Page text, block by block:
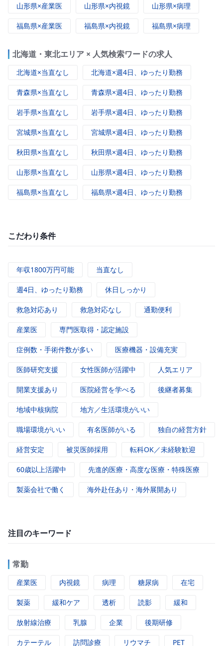
山形県×産業医 山形県×内視鏡 山形県×病理
福島県×産業医 福島県×内視鏡 福島県×病理
北海道・東北エリア × 人気検索ワードの求人
北海道×当直なし 北海道×週4日、ゆったり勤務
青森県×当直なし 青森県×週4日、ゆったり勤務
岩手県×当直なし 岩手県×週4日、ゆったり勤務
宮城県×当直なし 宮城県×週4日、ゆったり勤務
秋田県×当直なし 秋田県×週4日、ゆったり勤務
山形県×当直なし 山形県×週4日、ゆったり勤務
福島県×当直なし 福島県×週4日、ゆったり勤務
こだわり条件
年収1800万円可能 当直なし
週4日、ゆったり勤務 休日しっかり
救急対応あり 救急対応なし 通勤便利
産業医 専門医取得・認定施設
症例数・手術件数が多い 医療機器・設備充実
医師研究支援 女性医師が活躍中 人気エリア
開業支援あり 医院経営を学べる 後継者募集
地域中核病院 地方／生活環境がいい
職場環境がいい 有名医師がいる 独自の経営方針
経営安定 被災医師採用 転科OK／未経験歓迎
60歳以上活躍中 先進的医療・高度な医療・特殊医療
製薬会社で働く 海外赴任あり・海外展開あり
注目のキーワード
常勤
産業医 内視鏡 病理 糖尿病 在宅
製薬 緩和ケア 透析 読影 緩和
放射線治療 乳腺 企業 後期研修
カテーテル 訪問診療 リウマチ PET